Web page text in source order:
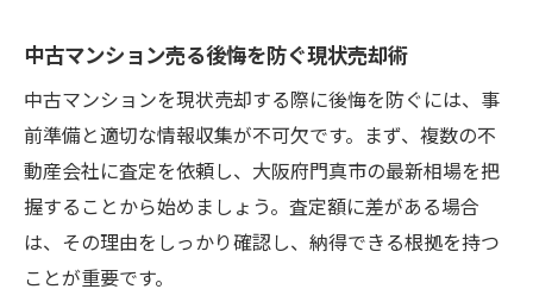
中古マンション売る後悔を防ぐ現状売却術
中古マンションを現状売却する際に後悔を防ぐには、事
前準備と適切な情報収集が不可欠です。まず、複数の不
動産会社に査定を依頼し、大阪府門真市の最新相場を把
握することから始めましょう。査定額に差がある場合
は、その理由をしっかり確認し、納得できる根拠を持つ
ことが重要です。